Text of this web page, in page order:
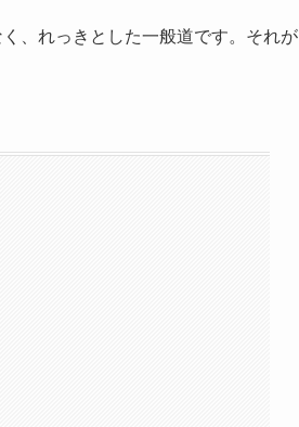
、れっきとした一般道です。それが